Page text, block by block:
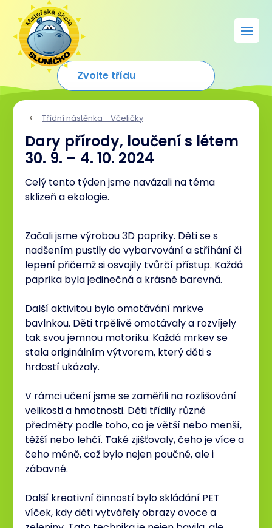
Třídní nástěnka - Včeličky
Dary přírody, loučení s létem
30. 9. – 4. 10. 2024
Celý tento týden jsme navázali na téma
sklizeň a ekologie.
Začali jsme výrobou 3D papriky. Děti se s
nadšením pustily do vybarvování a stříhání či
lepení přičemž si osvojily tvůrčí přístup. Každá
paprika byla jedinečná a krásně barevná.
Další aktivitou bylo omotávání mrkve
bavlnkou. Děti trpělivě omotávaly a rozvíjely
tak svou jemnou motoriku. Každá mrkev se
stala originálním výtvorem, který děti s
hrdostí ukázaly.
V rámci učení jsme se zaměřili na rozlišování
velikosti a hmotnosti. Děti třídily různé
předměty podle toho, co je větší nebo menší,
těžší nebo lehčí. Také zjišťovaly, čeho je více a
čeho méně, což bylo nejen poučné, ale i
zábavné.
Další kreativní činností bylo skládání PET
víček, kdy děti vytvářely obrazy ovoce a